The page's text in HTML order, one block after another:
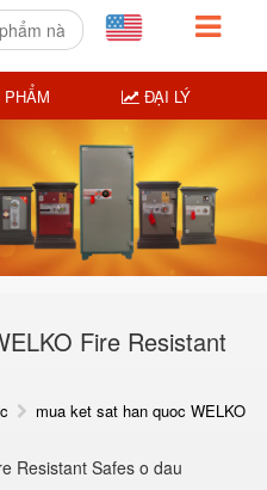
Fire Resistant
mua ket sat han quoc WELKO
Resistant Safes o dau
ĐẠI LÝ